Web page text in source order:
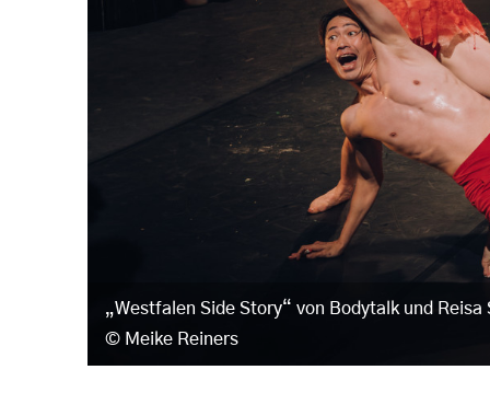
„Westfalen Side Story“ von Bodytalk und Reisa
Meike Reiners